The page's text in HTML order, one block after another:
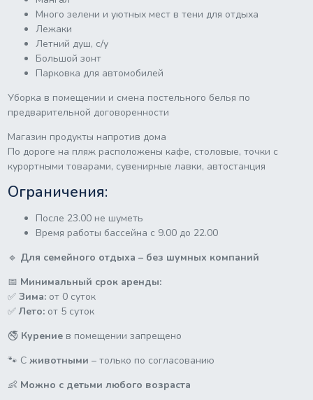
Много зелени и уютных мест в тени для отдыха
Лежаки
Летний душ, с/у
Большой зонт
Парковка для автомобилей
Уборка в помещении и смена постельного белья по
предварительной договоренности
Магазин продукты напротив дома
По дороге на пляж расположены кафе, столовые, точки с
курортными товарами, сувенирные лавки, автостанция
Ограничения:
После 23.00 не шуметь
Время работы бассейна с 9.00 до 22.00
🔹 Для семейного отдыха – без шумных компаний
📅 Минимальный срок аренды:
✅ Зима:от 0 суток
✅ Лето:от 5 суток
🚭 Курениев помещении запрещено
🐾 С животными – только по согласованию
👶 Можно с детьми любого возраста